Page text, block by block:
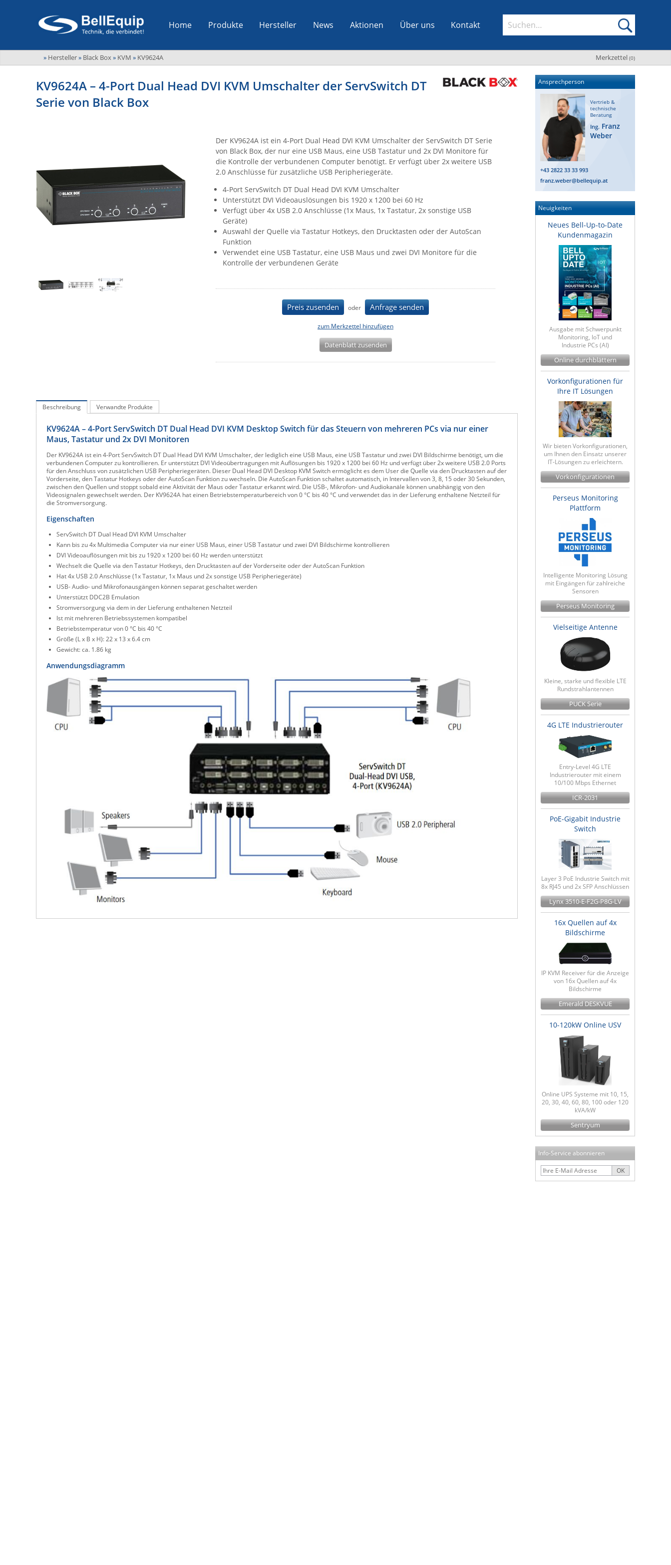
Home Produkte Hersteller News Aktionen Über uns Kontakt
Merkzettel (0)
» Hersteller» Black Box» KVM » KV9624A
KV9624A – 4-Port Dual Head DVI KVM Umschalter der ServSwitch DT
Serie von Black Box
Der KV9624A ist ein 4-Port Dual Head DVI KVM Umschalter der ServSwitch DT Serie
von Black Box, der nur eine USB Maus, eine USB Tastatur und 2x DVI Monitore für
die Kontrolle der verbundenen Computer benötigt. Er verfügt über 2x weitere USB
2.0 Anschlüsse für zusätzliche USB Peripheriegeräte.
4-Port ServSwitch DT Dual Head DVI KVM Umschalter
Unterstützt DVI Videoauslösungen bis 1920 x 1200 bei 60 Hz
Verfügt über 4x USB 2.0 Anschlüsse (1x Maus, 1x Tastatur, 2x sonstige USB
Geräte)
Auswahl der Quelle via Tastatur Hotkeys, den Drucktasten oder der AutoScan
Funktion
Verwendet eine USB Tastatur, eine USB Maus und zwei DVI Monitore für die
Kontrolle der verbundenen Geräte
Preis zusenden oder Anfrage senden
zum Merkzettel hinzufügen
Datenblatt zusenden
Beschreibung Verwandte Produkte
KV9624A – 4-Port ServSwitch DT Dual Head DVI KVM Desktop Switch für das Steuern von mehreren PCs via nur einer
Maus, Tastatur und 2x DVI Monitoren
Der KV9624A ist ein 4-Port ServSwitch DT Dual Head DVI KVM Umschalter, der lediglich eine USB Maus, eine USB Tastatur und zwei DVI Bildschirme benötigt, um die
verbundenen Computer zu kontrollieren. Er unterstützt DVI Videoübertragungen mit Auflösungen bis 1920 x 1200 bei 60 Hz und verfügt über 2x weitere USB 2.0 Ports
für den Anschluss von zusätzlichen USB Peripheriegeräten. Dieser Dual Head DVI Desktop KVM Switch ermöglicht es dem User die Quelle via den Drucktasten auf der
Vorderseite, den Tastatur Hotkeys oder der AutoScan Funktion zu wechseln. Die AutoScan Funktion schaltet automatisch, in Intervallen von 3, 8, 15 oder 30 Sekunden,
zwischen den Quellen und stoppt sobald eine Aktivität der Maus oder Tastatur erkannt wird. Die USB-, Mikrofon- und Audiokanäle können unabhängig von den
Videosignalen gewechselt werden. Der KV9624A hat einen Betriebstemperaturbereich von 0 °C bis 40 °C und verwendet das in der Lieferung enthaltene Netzteil für
die Stromversorgung.
Eigenschaften
ServSwitch DT Dual Head DVI KVM Umschalter
Kann bis zu 4x Multimedia Computer via nur einer USB Maus, einer USB Tastatur und zwei DVI Bildschirme kontrollieren
DVI Videoauflösungen mit bis zu 1920 x 1200 bei 60 Hz werden unterstützt
Wechselt die Quelle via den Tastatur Hotkeys, den Drucktasten auf der Vorderseite oder der AutoScan Funktion
Hat 4x USB 2.0 Anschlüsse (1x Tastatur, 1x Maus und 2x sonstige USB Peripheriegeräte)
USB- Audio- und Mikrofonausgängen können separat geschaltet werden
Unterstützt DDC2B Emulation
Stromversorgung via dem in der Lieferung enthaltenen Netzteil
Ist mit mehreren Betriebssystemen kompatibel
Betriebstemperatur von 0 °C bis 40 °C
Größe (L x B x H): 22 x 13 x 6.4 cm
Gewicht: ca. 1.86 kg
Anwendungsdiagramm
Ansprechperson
Vertrieb &
technische
Beratung
Ing. Franz
Weber
+43 2822 33 33 993
franz.weber@bellequip.at
Neuigkeiten
Neues Bell-Up-to-Date
Kundenmagazin
Ausgabe mit Schwerpunkt
Monitoring, IoT und
Industrie PCs (AI)
Online durchblättern
Vorkonfigurationen für
Ihre IT Lösungen
Wir bieten Vorkonfigurationen,
um Ihnen den Einsatz unserer
IT-Lösungen zu erleichtern.
Vorkonfigurationen
Perseus Monitoring
Plattform
Intelligente Monitoring Lösung
mit Eingängen für zahlreiche
Sensoren
Perseus Monitoring
Vielseitige Antenne
Kleine, starke und flexible LTE
Rundstrahlantennen
PUCK Serie
4G LTE Industrierouter
Entry-Level 4G LTE
Industrierouter mit einem
10/100 Mbps Ethernet
ICR-2031
PoE-Gigabit Industrie
Switch
Layer 3 PoE Industrie Switch mit
8x RJ45 und 2x SFP Anschlüssen
Lynx 3510-E-F2G-P8G-LV
16x Quellen auf 4x
Bildschirme
IP KVM Receiver für die Anzeige
von 16x Quellen auf 4x
Bildschirme
Emerald DESKVUE
10-120kW Online USV
Online UPS Systeme mit 10, 15,
20, 30, 40, 60, 80, 100 oder 120
kVA/kW
Sentryum
Info-Service abonnieren
OK